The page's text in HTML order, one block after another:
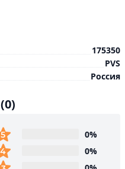
175350
PVS
Россия
(0)
0%
0%